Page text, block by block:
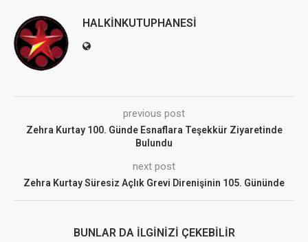
HALKINKUTUPHANESI
previous post
Zehra Kurtay 100. Günde Esnaflara Teşekkür Ziyaretinde
Bulundu
next post
Zehra Kurtay Süresiz Açlık Grevi Direnişinin 105. Gününde
BUNLAR DA İLGINIZI ÇEKEBILIR